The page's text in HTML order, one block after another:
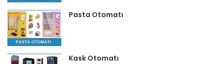
Pasta Otomatı
Kask Otomatı